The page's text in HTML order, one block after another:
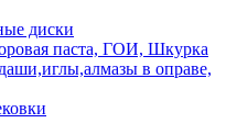
диски
паста, ГОИ, Шкурка
в оправе,